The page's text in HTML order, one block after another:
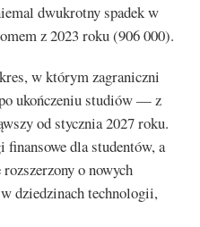
dwukrotny spadek w
z 2023 roku (906 000).
w którym zagraniczni
ukończeniu studiów — z
od stycznia 2027 roku.
dla studentów, a
o nowych
dziedzinach technologii,